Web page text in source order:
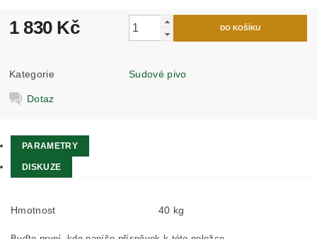
1 830 Kč
Kategorie Sudové pivo
Dotaz
PARAMETRY
DISKUZE
Hmotnost 40 kg